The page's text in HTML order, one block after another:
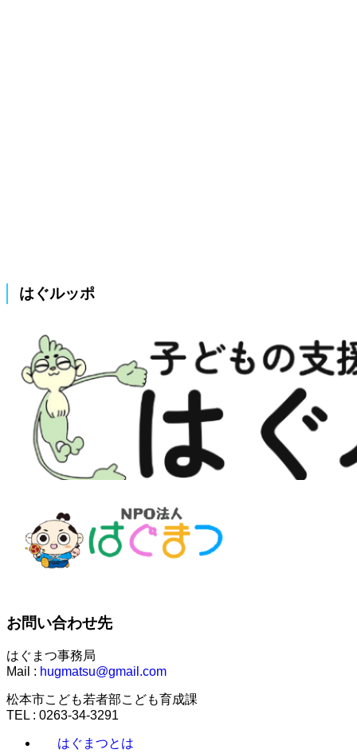
はぐルッポ
お問い合わせ先
はぐまつ事務局
Mail : hugmatsu@gmail.com
松本市こども若者部こども育成課
TEL : 0263-34-3291
はぐまつとは